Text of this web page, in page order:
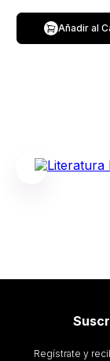
Añadir al
Regístrate y